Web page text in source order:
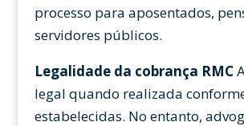
processo para aposentados,
servidores públicos.
Legalidade da cobrança RMC
legal quando realizada
estabelecidas. No entanto,